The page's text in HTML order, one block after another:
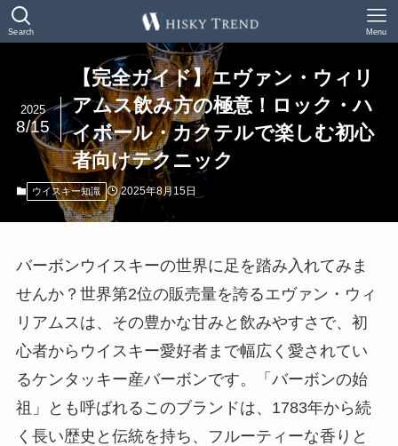
Search Menu
【完全ガイド】エヴァン・ウィリ
アムス飲み方の極意！ロック・ハ
イボール・カクテルで楽しむ初心
者向けテクニック
2025
8/15
ウイスキー知識 2025年8月15日
バーボンウイスキーの世界に足を踏み入れてみま
せんか？世界第2位の販売量を誇るエヴァン・ウィ
リアムスは、その豊かな甘みと飲みやすさで、初
心者からウイスキー愛好者まで幅広く愛されてい
るケンタッキー産バーボンです。「バーボンの始
祖」とも呼ばれるこのブランドは、1783年から続
く長い歴史と伝統を持ち、フルーティーな香りと